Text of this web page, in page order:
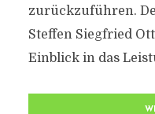
zurückzuführen.
Steffen Siegfried
Einblick in das